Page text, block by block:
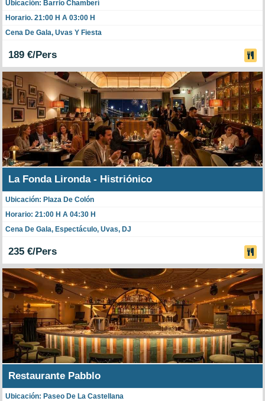
Ubicación: Barrio Chamberí
Horario. 21:00 H A 03:00 H
Cena De Gala, Uvas Y Fiesta
189 €/Pers
La Fonda Lironda - Histriónico
Ubicación: Plaza De Colón
Horario: 21:00 H A 04:30 H
Cena De Gala, Espectáculo, Uvas, DJ
235 €/Pers
Restaurante Pabblo
Ubicación: Paseo De La Castellana